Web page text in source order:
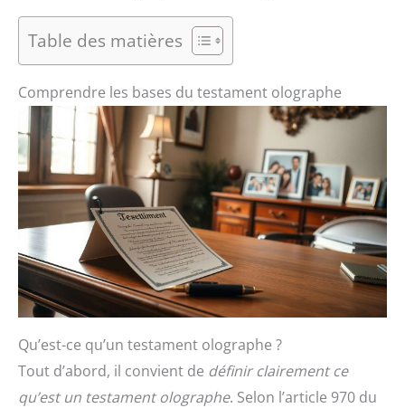
Table des matières
Comprendre les bases du testament olographe
Qu’est-ce qu’un testament olographe ?
Tout d’abord, il convient de définir clairement ce
qu’est un testament olographe. Selon l’article 970 du